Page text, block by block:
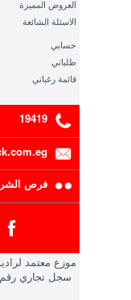
العروض المميزة
الاسئلة الشائعة
حسابي
طلباتي
قائمة رغباتي
19419
فرص
موزع معتمد